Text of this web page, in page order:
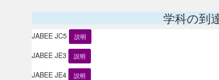
学科の到
JABEE JC5 説明
JABEE JE3 説明
JABEE JE4 説明